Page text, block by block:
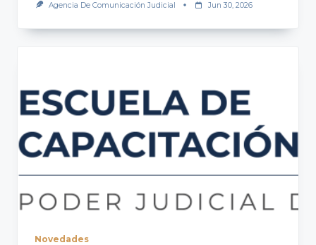
Agencia De Comunicación Judicial Jun 30, 2026
Novedades